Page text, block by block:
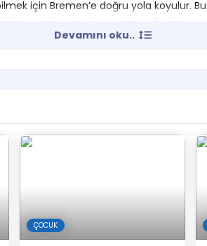
için Bremen’e doğru yola koyulur.
ve dans dolu bu eğlenceli oyuna tüm
Çocuk yaşı ve sayısı
biletlerin koltuk numaraları yan yana
Devamını oku..
ÇOCUK